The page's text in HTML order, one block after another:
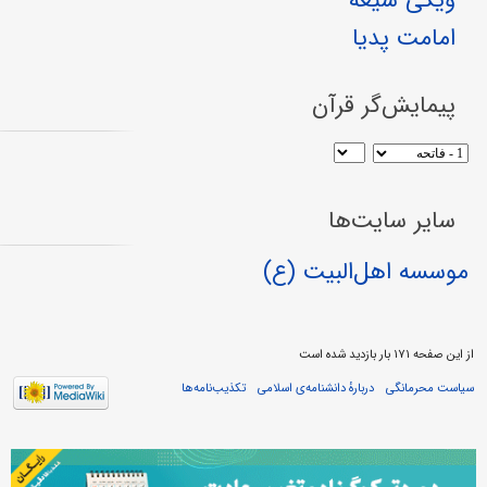
امامت پدیا
پیمایش‌گر قرآن
سایر سایت‌ها
موسسه اهل‌البیت (ع)
از این صفحه ۱۷۱ بار بازدید شده است
سیاست محرمانگی
دربارهٔ دانشنامه‌ی اسلامی تکذیب‌نامه‌ها